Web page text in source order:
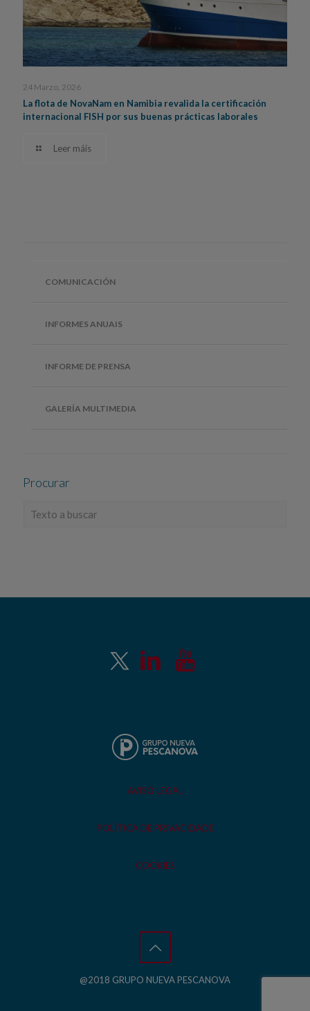
24 Marzo, 2026
La flota de NovaNam en Namibia revalida la certificación
internacional FISH por sus buenas prácticas laborales
Leer máis
COMUNICACIÓN
INFORMES ANUAIS
INFORME DE PRENSA
GALERÍA MULTIMEDIA
Procurar
AVISO LEGAL
POLÍTICA DE PRIVACIDADE
COOKIES
@2018 GRUPO NUEVA PESCANOVA